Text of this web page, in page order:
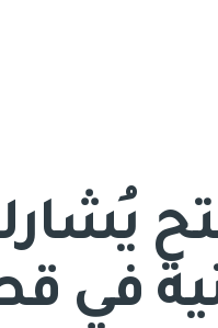
في